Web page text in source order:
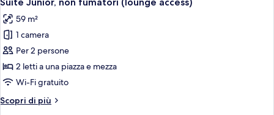
Hollywood,lounge)
non
fumatori
Floor]
Hollywood,lounge)
tutte
le
foto
per
Suite
Junior,
fumatori
59 m²
1 camera
Per 2 persone
2 letti a una piazza e mezza
Wi-Fi gratuito
Scopri di più
Altri